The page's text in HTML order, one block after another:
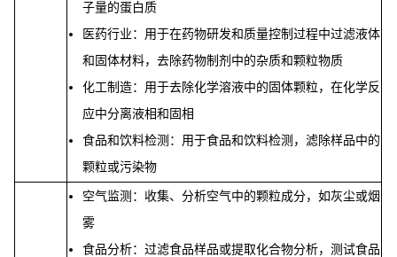
子量的蛋白质
医药行业：用于在药物研发和质量控制过程中过滤液体
和固体材料，去除药物制剂中的杂质和颗粒物质
化工制造：用于去除化学溶液中的固体颗粒，在化学反
应中分离液相和固相
食品和饮料检测：用于食品和饮料检测，滤除样品中的
颗粒或污染物
空气监测：收集、分析空气中的颗粒成分，如灰尘或烟
雾
食品分析：过滤食品样品或提取化合物分析，测试食品